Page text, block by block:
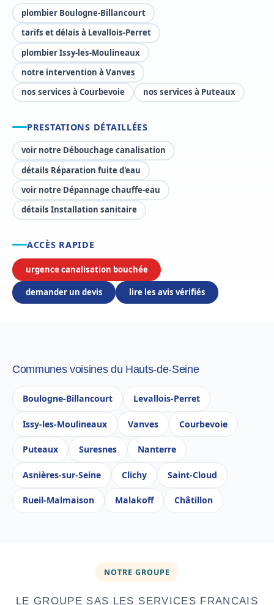
plombier Boulogne-Billancourt
tarifs et délais à Levallois-Perret
plombier Issy-les-Moulineaux
notre intervention à Vanves
nos services à Courbevoie
nos services à Puteaux
PRESTATIONS DÉTAILLÉES
voir notre Débouchage canalisation
détails Réparation fuite d'eau
voir notre Dépannage chauffe-eau
détails Installation sanitaire
ACCÈS RAPIDE
urgence canalisation bouchée
demander un devis lire les avis vérifiés
Communes voisines du Hauts-de-Seine
Boulogne-Billancourt Levallois-Perret
Issy-les-Moulineaux Vanves Courbevoie
Puteaux Suresnes Nanterre
Asnières-sur-Seine Clichy Saint-Cloud
Rueil-Malmaison Malakoff Châtillon
NOTRE GROUPE
LE GROUPE SAS LES SERVICES FRANÇAIS